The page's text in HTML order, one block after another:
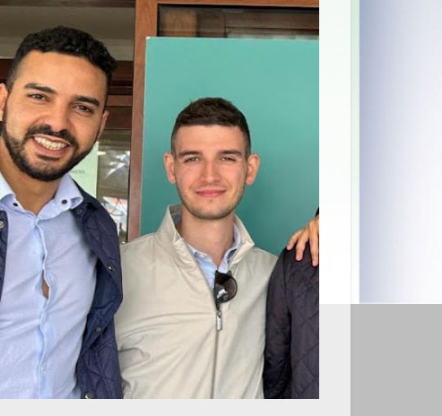
UN’ESPLOSIONE DI COLORI, MUSICA, CREATIVITÀ E